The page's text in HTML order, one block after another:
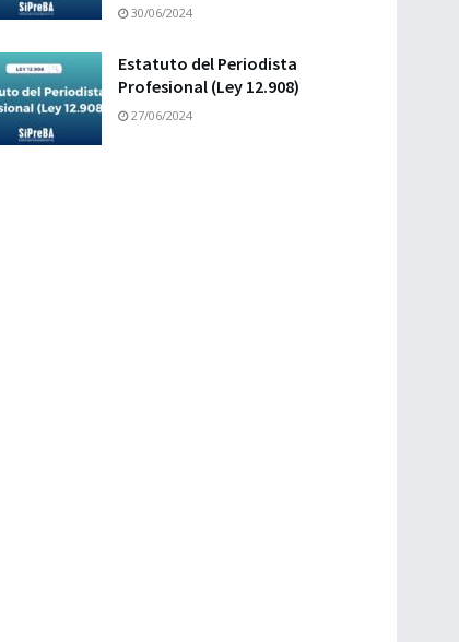
30/06/2024
Estatuto del Periodista
Profesional (Ley 12.908)
27/06/2024